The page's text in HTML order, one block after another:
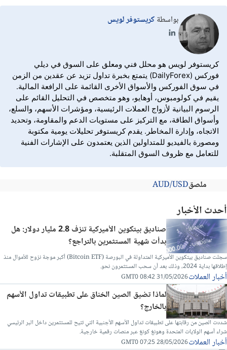
بواسطةكريستوفر لويس
كريستوفر لويس هو محلل فني ومعلق على السوق في ديلي
فوركس (DailyForex) يتمتع بخبرة تداول تزيد عن عقدين من الزمن
في سوق الفوركس والأسواق الأخرى القائمة على الرافعة المالية.
يقيم في كولومبوس، أوهايو، وهو متخصص في التحليل القائم على
الرسوم البيانية لأزواج العملات الرئيسية، ومؤشرات الأسهم، والسلع،
وأسواق الطاقة، مع التركيز على مستويات الدعم والمقاومة، وتحديد
الاتجاه، وإدارة المخاطر. يقدم كريستوفر تحليلات يومية مكتوبة
ومصورة بالفيديو للمتداولين الذين يعتمدون على الإشارات الفنية
للتعامل مع ظروف السوق المتقلبة.
ملصقAUD/USD
أحدث الأخبار
صناديق بيتكوين الأميركية تنزف 2.8 مليار دولار: هل
بدأت شهية المستثمرين بالتراجع؟
سجلت صناديق بيتكوين الأميركية المتداولة في البورصة (Bitcoin ETF) أكبر موجة نزوح للأموال منذ
إطلاقها بداية 2024، وذلك بعد أن سحب المستثمرون نحو.
أخبار العملات31/05/2026 08:42 GMT0
لماذا تضيق الصين الخناق على تطبيقات تداول الأسهم
بالخارج؟
شددت الصين من رقابتها على تطبيقات تداول الأسهم الأجنبية التي تتيح للمستثمرين داخل البر الرئيسي
شراء أسهم الولايات المتحدة وهونغ كونغ عبر منصات رقمية خارجية.
أخبار العملات28/05/2026 07:25 GMT0